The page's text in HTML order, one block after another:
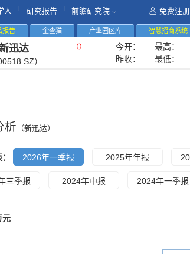
人 研究报告 前瞻研究院 免费注册
报告 企查猫 产业园区库 智慧招商系统
迅达
）
（） 今开： 最高：
昨收：
最低：
析 （新迅达）
2026年一季报 2025年年报
三季报 2024年中报 2024年一季报
元